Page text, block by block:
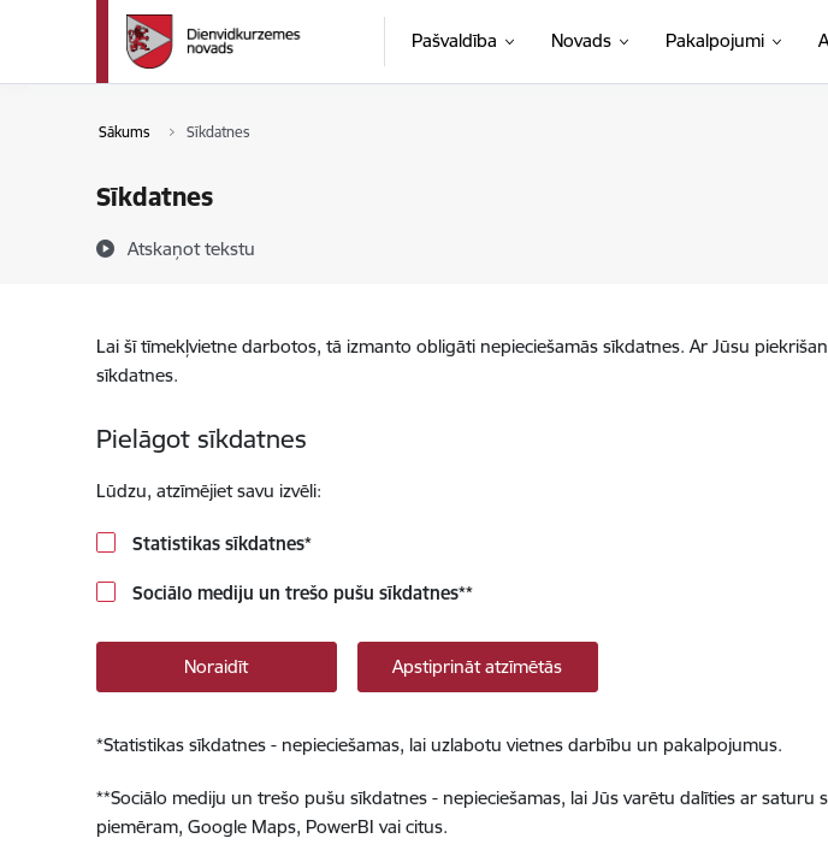
Pāriet uz lapas saturu
Pašvaldība Novads Pakalpojumi
Sākums Sīkdatnes
Sīkdatnes
Atskaņot tekstu
Lai šī tīmekļvietne darbotos, tā izmanto obligāti nepieciešamās sīkdatnes. Ar Jūsu
sīkdatnes.
Pielāgot sīkdatnes
Lūdzu, atzīmējiet savu izvēli:
Statistikas sīkdatnes*
Sociālo mediju un trešo pušu sīkdatnes**
Noraidīt Apstiprināt atzīmētās
*Statistikas sīkdatnes - nepieciešamas, lai uzlabotu vietnes darbību un pakalpojumus.
**Sociālo mediju un trešo pušu sīkdatnes - nepieciešamas, lai Jūs varētu dalīties ar
piemēram, Google Maps, PowerBI vai citus.